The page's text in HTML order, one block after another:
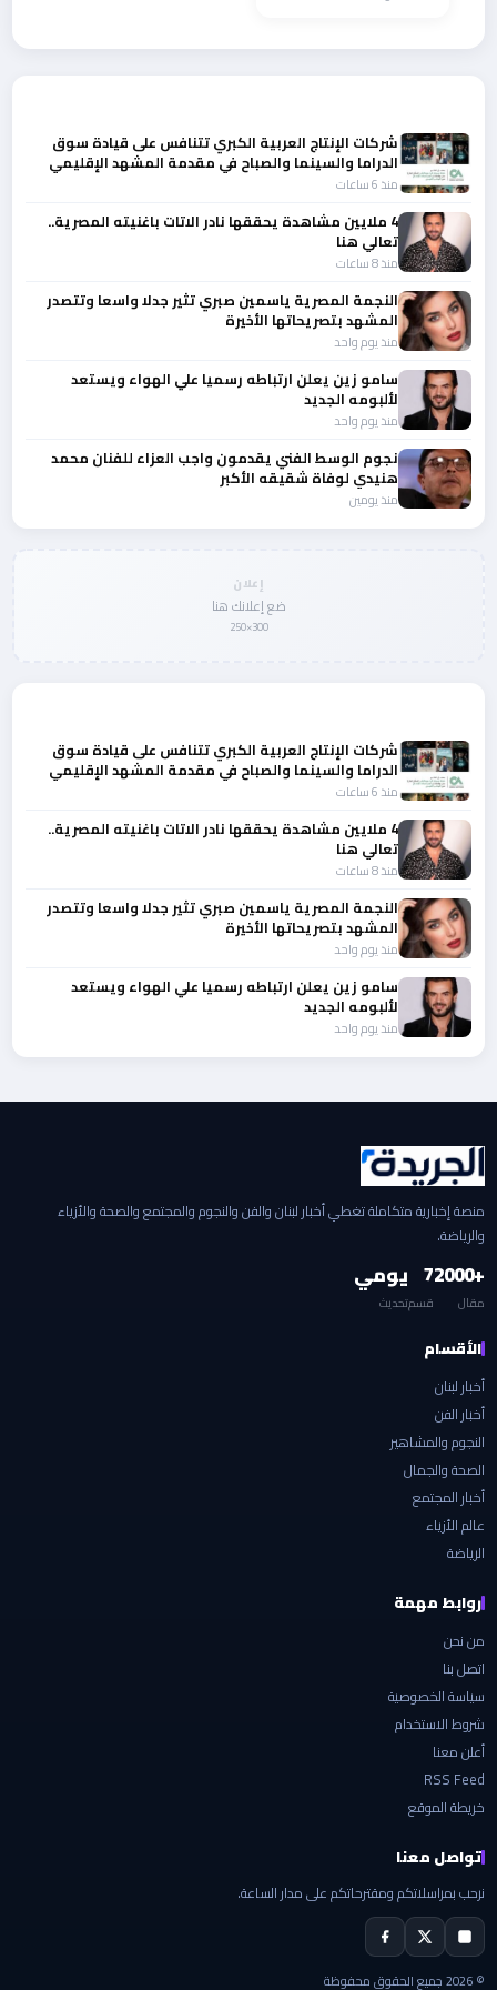
شركات الإنتاج العربية الكبري تتنافس على قيادة سوق
الدراما والسينما والصباح في مقدمة المشهد الإقليمي
منذ 6 ساعات
4 ملايين مشاهدة يحققها نادر الاتات باغنيته المصرية..
تعالي هنا
منذ 8 ساعات
النجمة المصرية ياسمين صبري تثير جدلا واسعا وتتصدر
المشهد بتصريحاتها الأخيرة
منذ يوم واحد
سامو زين يعلن ارتباطه رسميا علي الهواء ويستعد
لألبومه الجديد
منذ يوم واحد
نجوم الوسط الفني يقدمون واجب العزاء للفنان محمد
هنيدي لوفاة شقيقه الأكبر
منذ يومين
إعلان
ضع إعلانك هنا
300×250
شركات الإنتاج العربية الكبري تتنافس على قيادة سوق
الدراما والسينما والصباح في مقدمة المشهد الإقليمي
منذ 6 ساعات
4 ملايين مشاهدة يحققها نادر الاتات باغنيته المصرية..
تعالي هنا
منذ 8 ساعات
النجمة المصرية ياسمين صبري تثير جدلا واسعا وتتصدر
المشهد بتصريحاتها الأخيرة
منذ يوم واحد
سامو زين يعلن ارتباطه رسميا علي الهواء ويستعد
لألبومه الجديد
منذ يوم واحد
منصة إخبارية متكاملة تغطي أخبار لبنان والفن والنجوم والمجتمع والصحة والأزياء
والرياضة.
+2000
مقال
7
قسم
يومي
تحديث
الأقسام
أخبار لبنان
أخبار الفن
النجوم والمشاهير
الصحة والجمال
أخبار المجتمع
عالم الأزياء
الرياضة
روابط مهمة
من نحن
اتصل بنا
سياسة الخصوصية
شروط الاستخدام
أعلن معنا
RSS Feed
خريطة الموقع
تواصل معنا
نرحب بمراسلاتكم ومقترحاتكم على مدار الساعة.
© 2026 جميع الحقوق محفوظة